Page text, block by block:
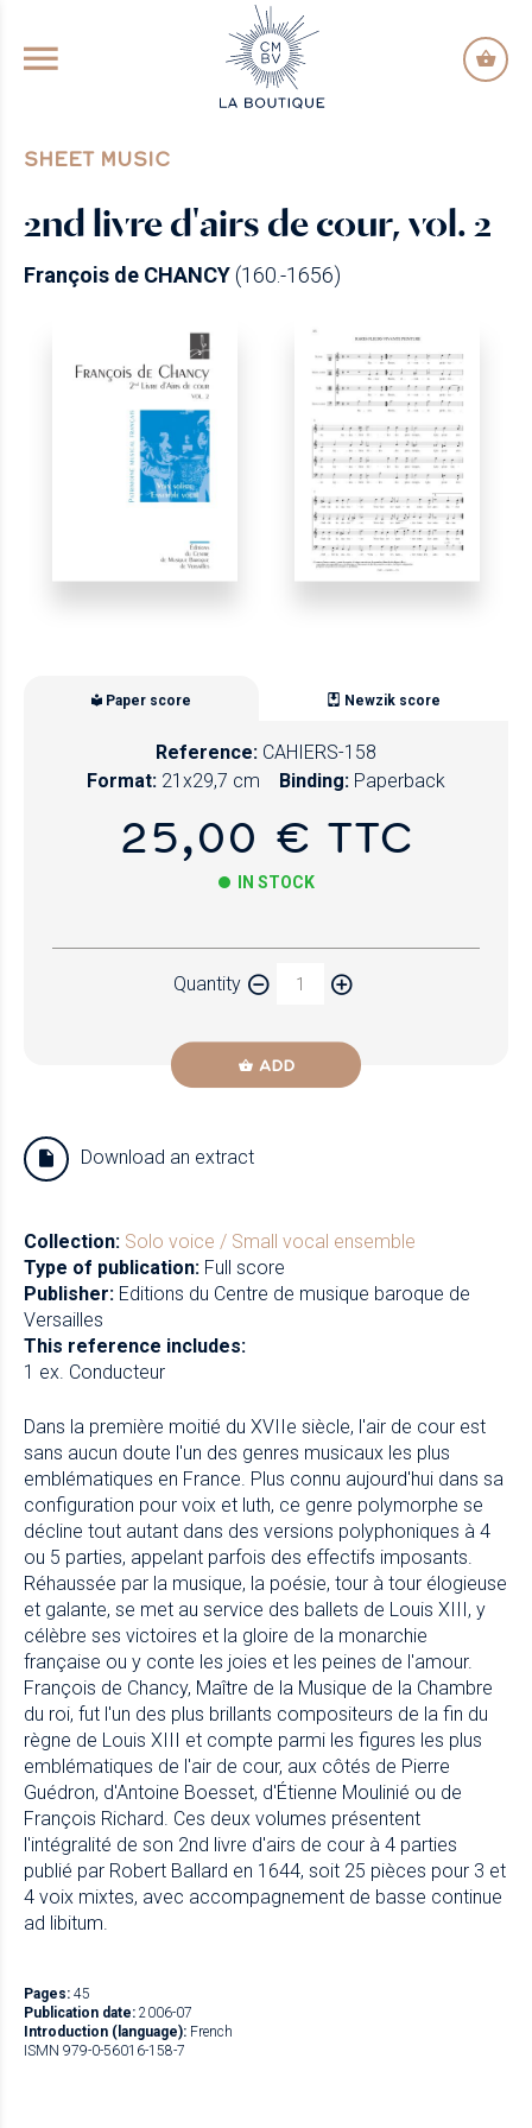
GO TO PRINCIPAL CONTENT
SHEET MUSIC
2nd livre d'airs de cour, vol. 2
François de CHANCY(160.-1656)
Paper score Newzik score
Reference: CAHIERS-158
Format: 21x29,7 cm Binding: Paperback
25,00 € TTC
IN STOCK
Quantity
ADD
Download an extract
Collection: Solo voice / Small vocal ensemble
Type of publication: Full score
Publisher: Editions du Centre de musique baroque de
Versailles
This reference includes:
1 ex. Conducteur
Dans la première moitié du XVIIe siècle, l'air de cour est
sans aucun doute l'un des genres musicaux les plus
emblématiques en France. Plus connu aujourd'hui dans sa
configuration pour voix et luth, ce genre polymorphe se
décline tout autant dans des versions polyphoniques à 4
ou 5 parties, appelant parfois des effectifs imposants.
Réhaussée par la musique, la poésie, tour à tour élogieuse
et galante, se met au service des ballets de Louis XIII, y
célèbre ses victoires et la gloire de la monarchie
française ou y conte les joies et les peines de l'amour.
François de Chancy, Maître de la Musique de la Chambre
du roi, fut l'un des plus brillants compositeurs de la fin du
règne de Louis XIII et compte parmi les figures les plus
emblématiques de l'air de cour, aux côtés de Pierre
Guédron, d'Antoine Boesset, d'Étienne Moulinié ou de
François Richard. Ces deux volumes présentent
l'intégralité de son 2nd livre d'airs de cour à 4 parties
publié par Robert Ballard en 1644, soit 25 pièces pour 3 et
4 voix mixtes, avec accompagnement de basse continue
ad libitum.
Pages: 45
Publication date: 2006-07
Introduction (language): French
ISMN 979-0-56016-158-7